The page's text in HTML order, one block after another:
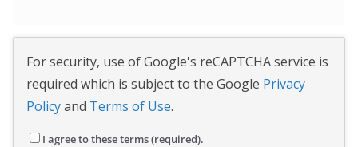
For security, use of Google's reCAPTCHA service is
required which is subject to the Google Privacy
Policyand Terms of Use.
I agree to these terms (required).